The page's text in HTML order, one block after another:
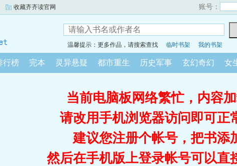
收藏齐齐读官网 账号：
温馨提示：更多作品，请搜索查找 临时书架 我的书架
行榜 完本 灵异悬疑 都市重生 历史军事 玄幻奇幻 女
当前电脑板网络繁忙，内容
请改用手机浏览器访问即可
建议您注册个帐号，把书添
然后在手机版上登录帐号可以直